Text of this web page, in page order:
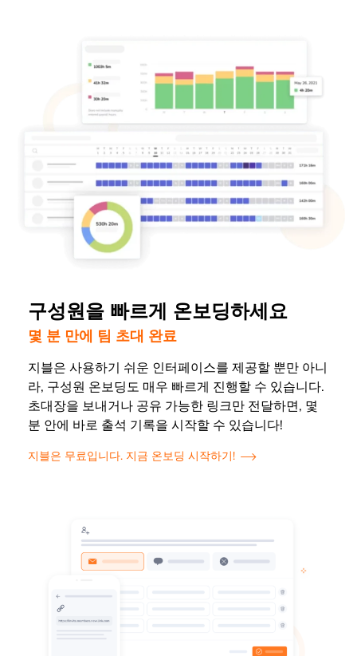
구성원을 빠르게 온보딩하세요
몇 분 만에 팀 초대 완료
지블은 사용하기 쉬운 인터페이스를 제공할 뿐만 아니
라, 구성원 온보딩도 매우 빠르게 진행할 수 있습니다.
초대장을 보내거나 공유 가능한 링크만 전달하면, 몇
분 안에 바로 출석 기록을 시작할 수 있습니다!
지블은 무료입니다. 지금 온보딩 시작하기!